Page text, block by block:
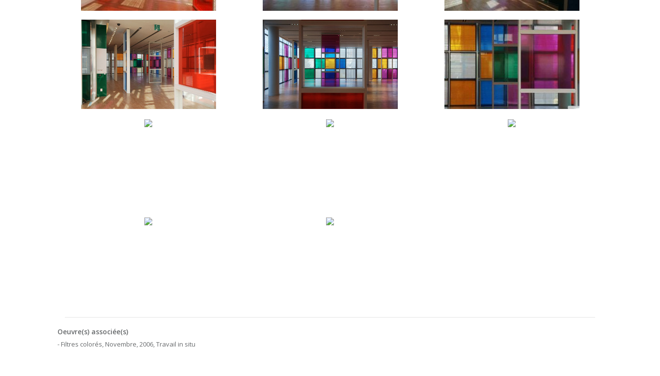
Oeuvre(s) associée(s)
- Filtres colorés, Novembre, 2006, Travail in situ